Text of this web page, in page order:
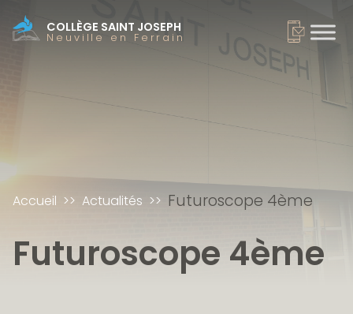
COLLÈGE SAINT JOSEPH
Neuville en Ferrain
Accueil Actualités Futuroscope 4ème
Futuroscope 4ème